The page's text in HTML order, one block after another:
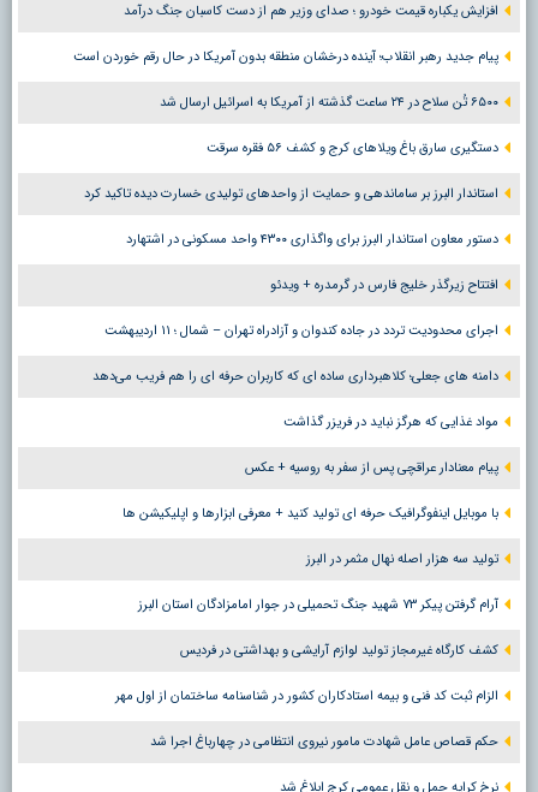
افزایش یکباره قیمت خودرو ؛ صدای وزیر هم از دست کاسبان جنگ درآمد
پیام جدید رهبر انقلاب؛ آینده درخشان منطقه بدون آمریکا در حال رقم خوردن است
۶۵۰۰ تُن سلاح در ۲۴ ساعت گذشته از آمریکا به اسرائیل ارسال شد
دستگیری سارق باغ ویلاهای کرج و کشف ۵۶ فقره سرقت
استاندار البرز بر ساماندهی و حمایت از واحدهای تولیدی خسارت دیده تاکید کرد
دستور معاون استاندار البرز برای واگذاری ۴۳۰۰ واحد مسکونی در اشتهارد
افتتاح زیرگذر خلیج فارس در گرمدره + ویدئو
اجرای محدودیت تردد در جاده کندوان و آزادراه تهران – شمال ؛ ١١ اردیبهشت
دامنه های جعلی؛ کلاهبرداری ساده ای که کاربران حرفه ای را هم فریب می‌دهد
مواد غذایی که هرگز نباید در فریزر گذاشت
پیام معنادار عراقچی پس از سفر به روسیه + عکس
با موبایل اینفوگرافیک حرفه ای تولید کنید + معرفی ابزارها و اپلیکیشن ها
تولید سه هزار اصله نهال مثمر در البرز
آرام گرفتن پیکر ۷۳ شهید جنگ تحمیلی در جوار امامزادگان استان البرز
کشف کارگاه غیرمجاز تولید لوازم آرایشی و بهداشتی در فردیس
الزام ثبت کد فنی و بیمه استادکاران کشور در شناسنامه ساختمان از اول مهر
حکم قصاص عامل شهادت مامور نیروی انتظامی در چهارباغ اجرا شد